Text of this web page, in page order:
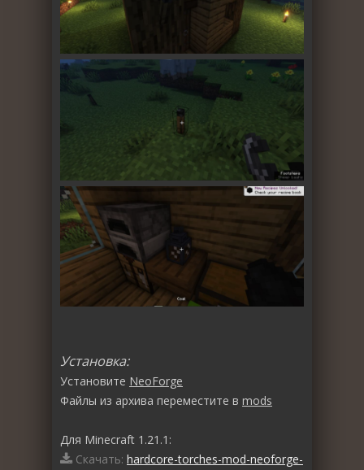
Установка:
Установите NeoForge
Файлы из архива переместите в mods
Для Minecraft 1.21.1:
Скачать: hardcore-torches-mod-neoforge-